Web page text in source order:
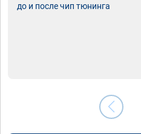
до и после чип тюнинга